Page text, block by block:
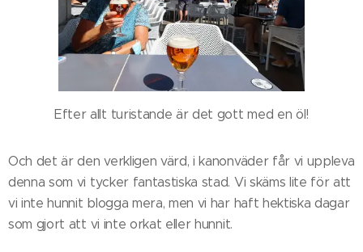
Efter allt turistande är det gott med en öl!
Och det är den verkligen värd, i kanonväder får vi uppleva
denna som vi tycker fantastiska stad. Vi skäms lite för att
vi inte hunnit blogga mera, men vi har haft hektiska dagar
som gjort att vi inte orkat eller hunnit.